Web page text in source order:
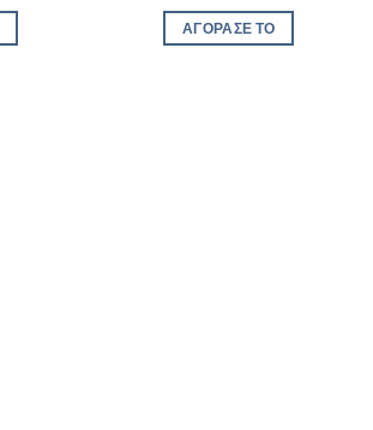
ΑΓΟΡΑΣΕ ΤΟ